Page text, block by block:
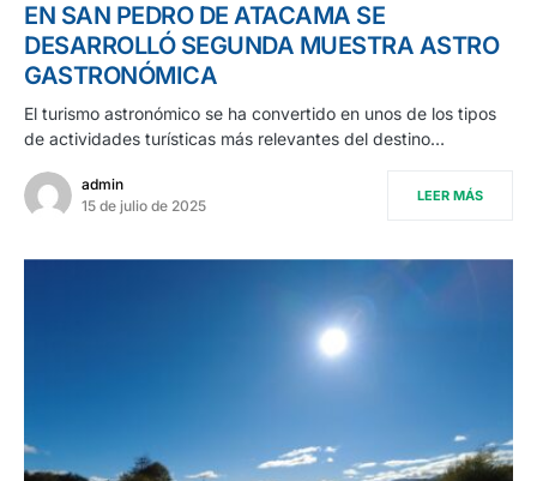
EN SAN PEDRO DE ATACAMA SE
DESARROLLÓ SEGUNDA MUESTRA ASTRO
GASTRONÓMICA
El turismo astronómico se ha convertido en unos de los tipos
de actividades turísticas más relevantes del destino…
admin
15 de julio de 2025
LEER MÁS